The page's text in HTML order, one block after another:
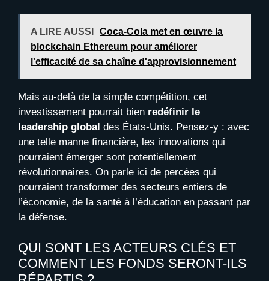
A LIRE AUSSI
Coca-Cola met en œuvre la
blockchain Ethereum pour améliorer
l'efficacité de sa chaîne d'approvisionnement
Mais au-delà de la simple compétition, cet
investissement pourrait bien redéfinir le
leadership global des États-Unis. Pensez-y : avec
une telle manne financière, les innovations qui
pourraient émerger sont potentiellement
révolutionnaires. On parle ici de percées qui
pourraient transformer des secteurs entiers de
l’économie, de la santé à l’éducation en passant par
la défense.
QUI SONT LES ACTEURS CLÉS ET
COMMENT LES FONDS SERONT-ILS